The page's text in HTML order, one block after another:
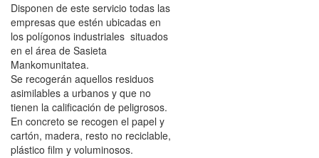
Disponen de este servicio todas las
empresas que estén ubicadas en
los polígonos industriales situados
en el área de Sasieta
Mankomunitatea.
Se recogerán aquellos residuos
asimilables a urbanos y que no
tienen la calificación de peligrosos.
En concreto se recogen el papel y
cartón, madera, resto no reciclable,
plástico film y voluminosos.